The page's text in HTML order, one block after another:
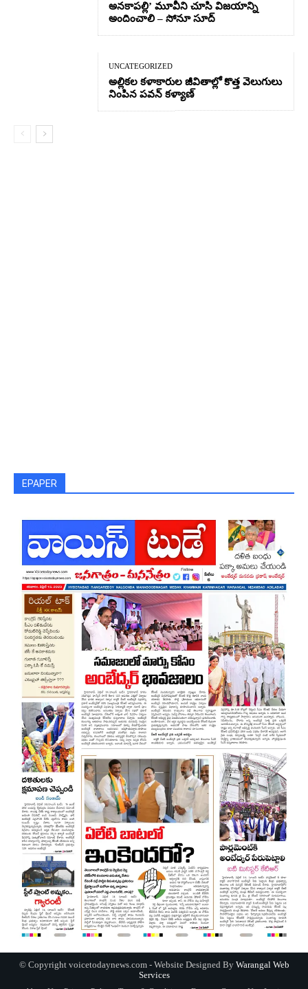
అనకాపల్లి’ మూవీని చూసి విజయాన్ని
అందించాలి – సోనూ సూద్
UNCATEGORIZED
అల్లికల కళాకారుల జీవితాల్లో కొత్త వెలుగులు
నింపిన పవన్ కళ్యాణ్
EPAPER
© Copyright voicetodaynews.com - Website Designed By Warangal Web
Services